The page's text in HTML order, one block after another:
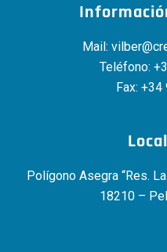
Mail:
Teléfono:
Fax:
Polígono Asegra “Res.
18210 –